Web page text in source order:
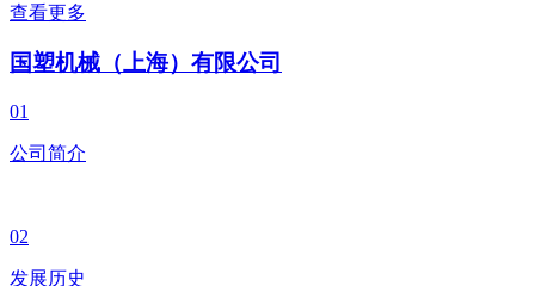
查看更多
国塑机械（上海）有限公司
01
公司简介
02
发展历史